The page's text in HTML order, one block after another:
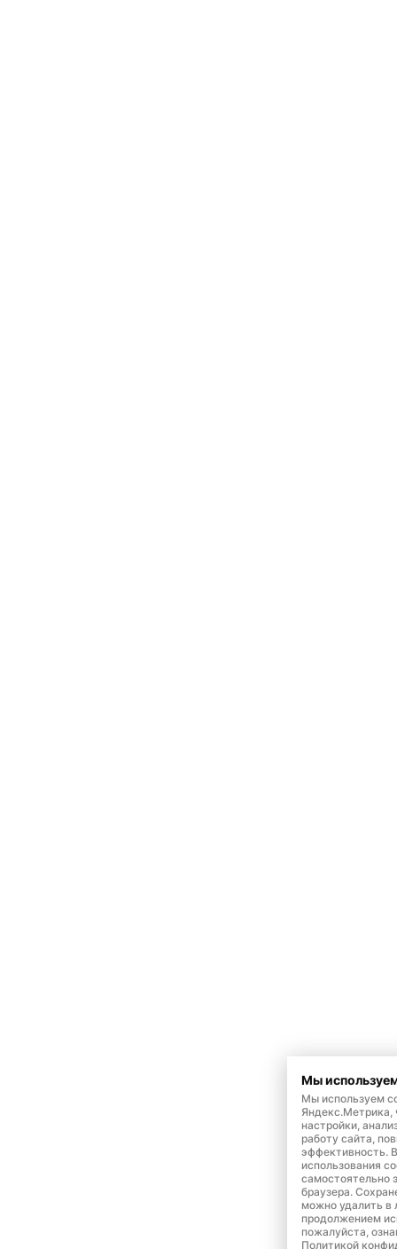
Мы
Мы используем
Яндекс.Метрика,
настройки,
работу сайта,
эффективность.
использования
самостоятельно
браузера.
можно удалить в
продолжением
пожалуйста,
Политикой